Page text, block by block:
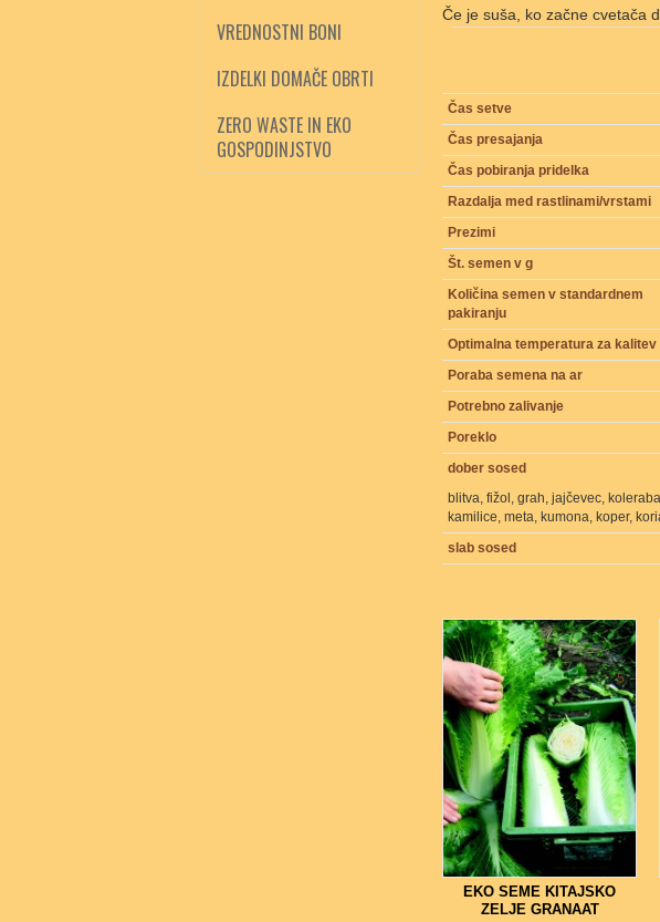
VREDNOSTNI BONI
IZDELKI DOMAČE OBRTI
ZERO WASTE IN EKO
GOSPODINJSTVO
Če je suša, ko začne cvetača
Čas setve
Čas presajanja
Čas pobiranja pridelka
Razdalja med rastlinami/vrstami
Prezimi
Št. semen v g
Količina semen v standardnem
pakiranju
Optimalna temperatura za kalitev
Poraba semena na ar
Potrebno zalivanje
Poreklo
dober sosed
blitva, fižol, grah, jajčevec,
kamilice, meta, kumona, koper,
slab sosed
5
EKO SEME KITAJSKO
ZELJE GRANAAT